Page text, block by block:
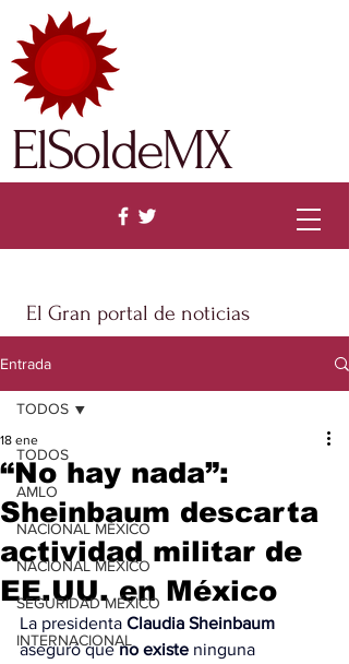
El Gran portal de noticias
ElSoldeMX
Entrada
TODOS
AMLO
NACIONAL MÉXICO
NACIONAL MÉXICO
SEGURIDAD MÉXICO
INTERNACIONAL
TODOS
“No hay nada”:
Sheinbaum descarta
actividad militar de
EE.UU. en México
18 ene
La presidenta Claudia Sheinbaum
aseguró que no existe ninguna